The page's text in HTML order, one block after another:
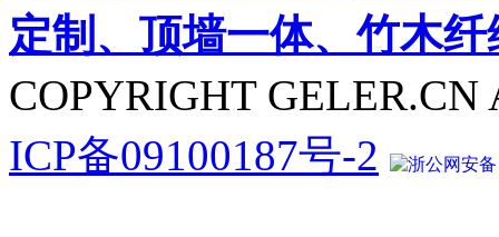
定制、顶墙一体、竹木纤
COPYRIGHT
ICP备09100187号-2
浙公网安备